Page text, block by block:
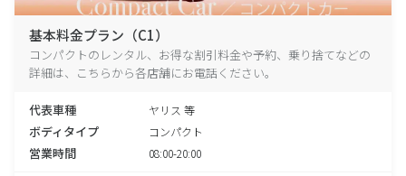
基本料金プラン（C1）
コンパクトのレンタル、お得な割引料金や予約、乗り捨てなどの
詳細は、こちらから各店舗にお電話ください。
代表車種 ヤリス 等
ボディタイプ コンパクト
営業時間 08:00-20:00